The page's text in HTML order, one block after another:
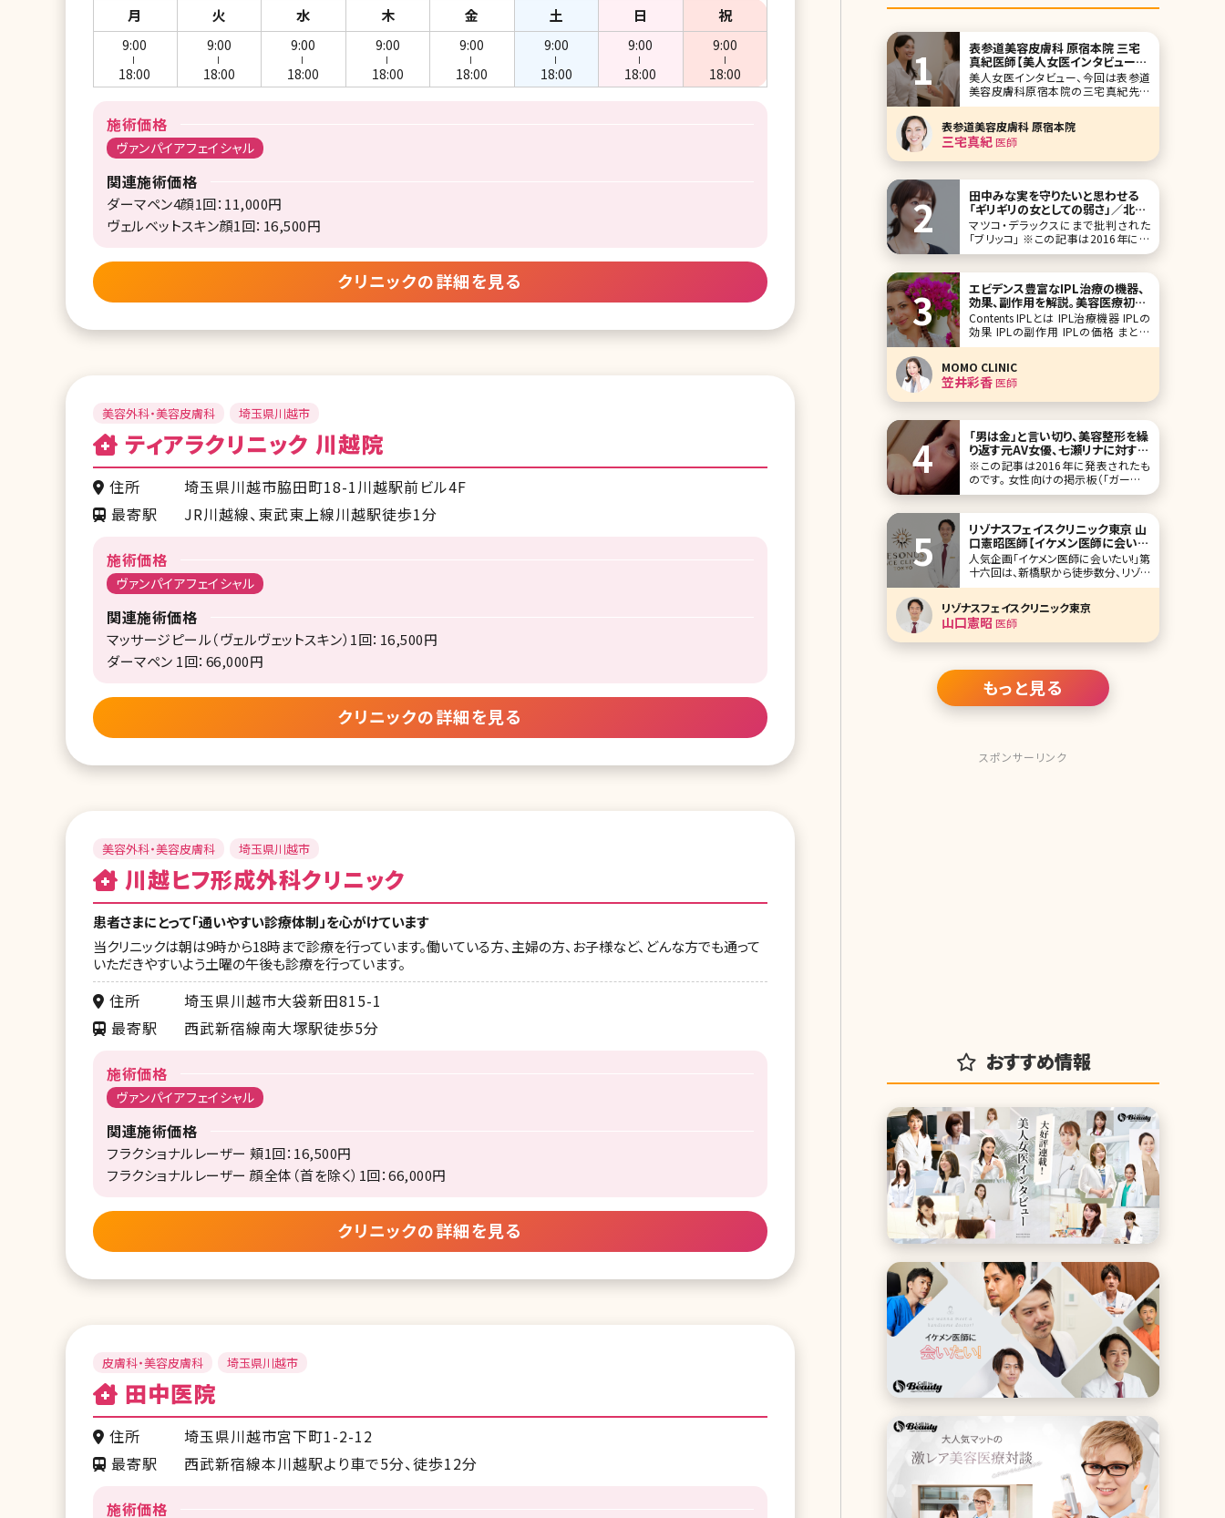
月 火 水 木 金 土 日 祝
9:00
18:00
9:00
18:00
9:00
18:00
9:00
18:00
9:00
18:00
9:00
18:00
9:00
18:00
9:00
18:00
施術価格
ヴァンパイアフェイシャル
関連施術価格
ダーマペン4顔1回：11,000円
ヴェルベットスキン顔1回：16,500円
クリニックの詳細を見る
美容外科・美容皮膚科 埼玉県川越市
ティアラクリニック 川越院
住所
埼玉県川越市脇田町18-1川越駅前ビル4F
最寄駅
JR川越線、東武東上線川越駅徒歩1分
施術価格
ヴァンパイアフェイシャル
関連施術価格
マッサージピール（ヴェルヴェットスキン）1回：16,500円
ダーマペン 1回：66,000円
クリニックの詳細を見る
美容外科・美容皮膚科 埼玉県川越市
川越ヒフ形成外科クリニック
患者さまにとって「通いやすい診療体制」を心がけています
当クリニックは朝は9時から18時まで診療を行っています。働いている方、主婦の方、お子様など、どんな方でも通って
いただきやすいよう土曜の午後も診療を行っています。
住所
埼玉県川越市大袋新田815-1
最寄駅
西武新宿線南大塚駅徒歩5分
施術価格
ヴァンパイアフェイシャル
関連施術価格
フラクショナルレーザー 頬1回：16,500円
フラクショナルレーザー 顔全体（首を除く）1回：66,000円
クリニックの詳細を見る
皮膚科・美容皮膚科 埼玉県川越市
田中医院
住所
埼玉県川越市宮下町1-2-12
最寄駅
西武新宿線本川越駅より車で5分、徒歩12分
施術価格
表参道美容皮膚科 原宿本院 三宅
真紀医師【美人女医インタビュー第
十四回】
美人女医インタビュー、今回は表参道
美容皮膚科原宿本院の三宅真紀先生
です。美容皮膚科のプロフェッショナル
で、レーザー治療、ヒアルロン酸、ボトッ
クスなどのアンチエイジング系注入治
療に造詣が深く、数多くの症例を経験
されています。そんな美人女医に、お肌
きました。 学生時代
表参道美容皮膚科 原宿本院
三宅真紀医師
田中みな実を守りたいと思わせる
「ギリギリの女としての弱さ」／北条
かや
マツコ・デラックスにまで批判された
「ブリッコ」 ※この記事は2016年に発
表されたものです。 最近、同い年の芸
さんは、折にふれてチェックしてしまう。
私が新卒で会
エビデンス豊富なIPL治療の機器、
効果、副作用を解説。美容医療初め
ての方に
Contents IPLとは IPL治療機器 IPLの
効果 IPLの副作用 IPLの価格 まとめ
初めてカウンセリングに来院される患
はどこですかと聞くと、「赤みやシミシワ
など全部です」「ニキビ治療の後の赤み
やくす
MOMO CLINIC
笠井彩香医師
「男は金」と言い切り、美容整形を繰
り返す元AV女優、七瀬リナに対する
「ガルちゃん民」からの意外な“評
価”／北条かや
※この記事は2016年に発表されたも
のです。 女性向けの掲示板（「ガールズ
ちゃんねる」）はクセになる。女性が書
いるが、「ガルちゃん」ではカテゴリ分け
がなく、人気のスレッドが上位に表示さ
れる。「中卒の人についてどう
リゾナスフェイスクリニック東京 山
口憲昭医師【イケメン医師に会いた
い! 第十六回】
人気企画「イケメン医師に会いたい!」第
十六回は、新橋駅から徒歩数分、リゾナ
スフェイスクリニック東京の山口憲昭
医師（やまぐちかずあき）先生です。
“Quality of Life Surgery”を座右の銘
として、顎顔面手術をはじめ、顔より上
にこだわり総合的に施術を提供する美
リゾナスフェイスクリニック東京
山口憲昭医師
もっと見る
スポンサーリンク
おすすめ情報